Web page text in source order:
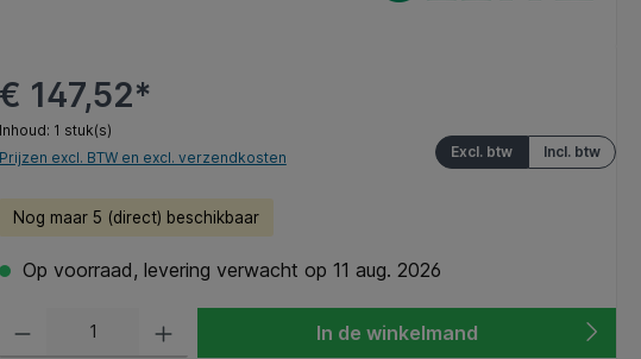
€ 147,52*
Inhoud: 1 stuk(s)
Incl. btw
Excl. btw
Prijzen excl. BTW en excl. verzendkosten
Nog maar 5 (direct) beschikbaar
Op voorraad, levering verwacht op 11 aug. 2026
In de winkelmand